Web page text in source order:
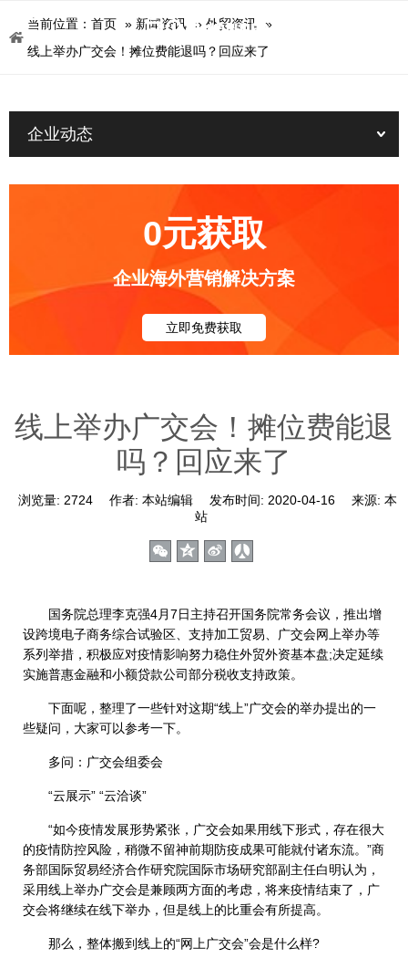
当前位置： 首页 » 新闻资讯 » 外贸资讯 »
线上举办广交会！摊位费能退吗？回应来了
企业动态
0元获取
企业海外营销解决方案
立即免费获取
线上举办广交会！摊位费能退
吗？回应来了
浏览量: 2724 作者: 本站编辑 发布时间: 2020-04-16 来源: 本
站
国务院总理李克强4月7日主持召开国务院常务会议，推出增
设跨境电子商务综合试验区、支持加工贸易、广交会网上举办等
系列举措，积极应对疫情影响努力稳住外贸外资基本盘;决定延续
实施普惠金融和小额贷款公司部分税收支持政策。
下面呢，整理了一些针对这期“线上”广交会的举办提出的一
些疑问，大家可以参考一下。
多问：广交会组委会
“云展示” “云洽谈”
“如今疫情发展形势紧张，广交会如果用线下形式，存在很大
的疫情防控风险，稍微不留神前期防疫成果可能就付诸东流。”商
务部国际贸易经济合作研究院国际市场研究部副主任白明认为，
采用线上举办广交会是兼顾两方面的考虑，将来疫情结束了，广
交会将继续在线下举办，但是线上的比重会有所提高。
那么，整体搬到线上的“网上广交会”会是什么样?